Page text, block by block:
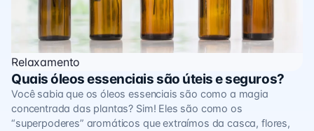
Relaxamento
Quais óleos essenciais são úteis e seguros?
Você sabia que os óleos essenciais são como a magia
concentrada das plantas? Sim! Eles são como os
“superpoderes” aromáticos que extraímos da casca, flores,